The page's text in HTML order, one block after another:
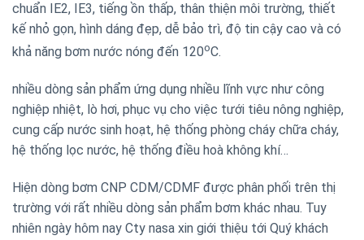
chuẩn IE2, IE3, tiếng ồn thấp, thân thiện môi trường, thiết
kế nhỏ gọn, hình dáng đẹp, dễ bảo trì, độ tin cậy cao và có
khả năng bơm nước nóng đến 120oC.
nhiều dòng sản phẩm ứng dụng nhiều lĩnh vực như công
nghiệp nhiệt, lò hơi, phục vụ cho việc tưới tiêu nông nghiệp,
cung cấp nước sinh hoạt, hệ thống phòng cháy chữa cháy,
hệ thống lọc nước, hệ thống điều hoà không khí…
Hiện dòng bơm CNP CDM/CDMF được phân phối trên thị
trường với rất nhiều dòng sản phẩm bơm khác nhau. Tuy
nhiên ngày hôm nay Cty nasa xin giới thiệu tới Quý khách